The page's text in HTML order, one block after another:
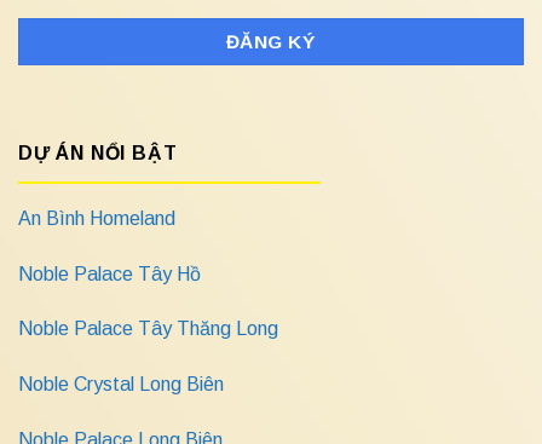
DỰ ÁN NỔI BẬT
An Bình Homeland
Noble Palace Tây Hồ
Noble Palace Tây Thăng Long
Noble Crystal Long Biên
Noble Palace Long Biên